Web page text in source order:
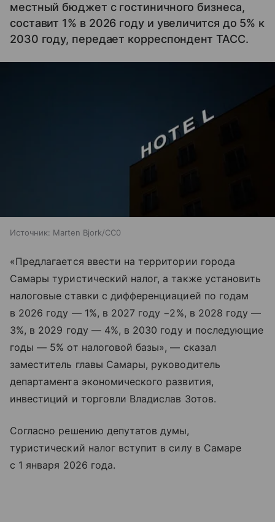
местный бюджет с гостиничного бизнеса,
составит 1% в 2026 году и увеличится до 5% к
2030 году, передает корреспондент ТАСС.
Источник: Marten Bjork/CC0
«Предлагается ввести на территории города
Самары туристический налог, а также установить
налоговые ставки с дифференциацией по годам
в 2026 году — 1%, в 2027 году −2%, в 2028 году —
3%, в 2029 году — 4%, в 2030 году и последующие
годы — 5% от налоговой базы», — сказал
заместитель главы Самары, руководитель
департамента экономического развития,
инвестиций и торговли Владислав Зотов.
Согласно решению депутатов думы,
туристический налог вступит в силу в Самаре
с 1 января 2026 года.